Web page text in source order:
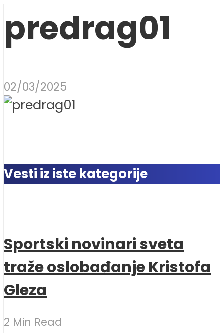
predrag01
02/03/2025
Vesti iz iste kategorije
Sportski novinari sveta
traže oslobađanje Kristofa
Gleza
2 Min Read